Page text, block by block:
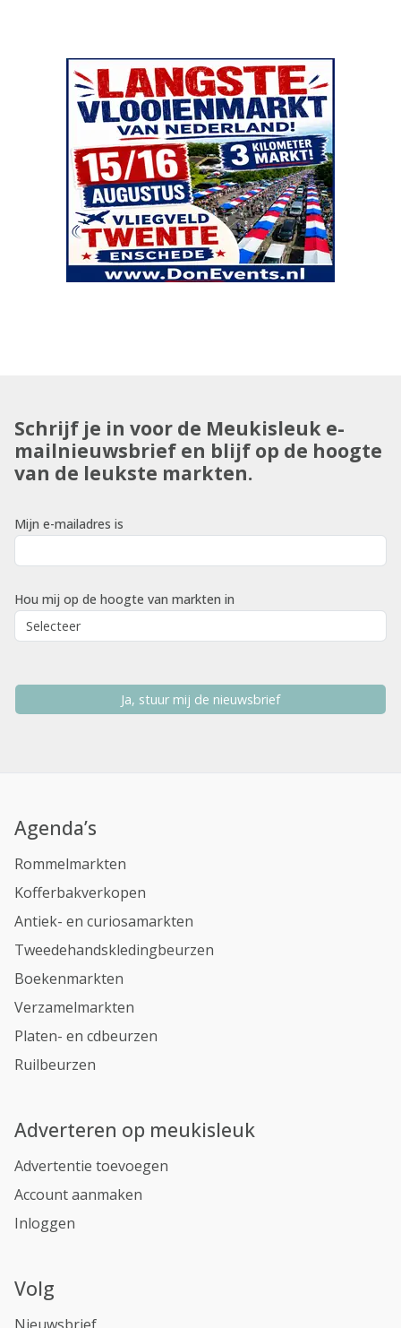
Schrijf je in voor de Meukisleuk e-
mailnieuwsbrief en blijf op de hoogte
van de leukste markten.
Mijn e-mailadres is
Hou mij op de hoogte van markten in
Ja, stuur mij de nieuwsbrief
Agenda’s
Rommelmarkten
Kofferbakverkopen
Antiek- en curiosamarkten
Tweedehandskledingbeurzen
Boekenmarkten
Verzamelmarkten
Platen- en cdbeurzen
Ruilbeurzen
Adverteren op meukisleuk
Advertentie toevoegen
Account aanmaken
Inloggen
Volg